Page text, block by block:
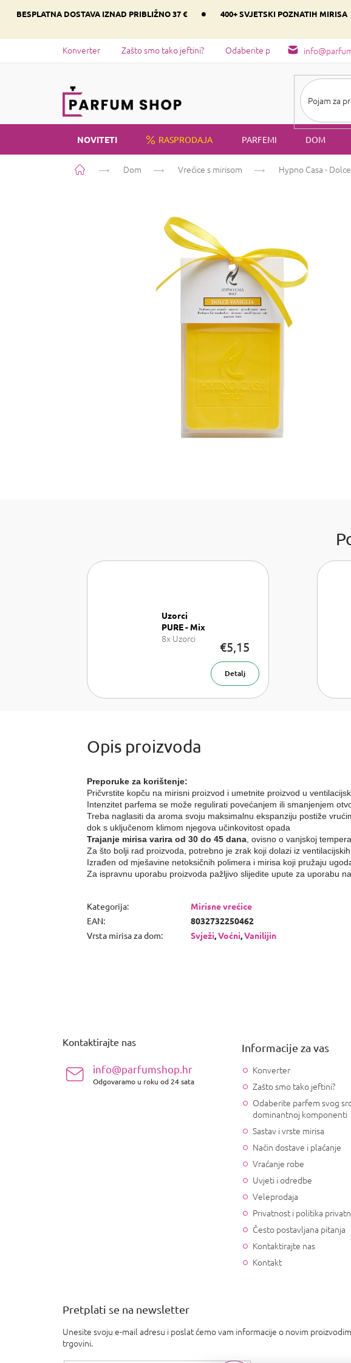
BESPLATNA DOSTAVA IZNAD PRIBLIŽNO 37 € • 400+ SVJETSKI POZNATIH MIRISA
Konverter Zašto smo tako jeftini? Odaberite parfem svog srca
NOVITETI RASPRODAJA PARFEMI DOM
Početna Dom Vrećice s mirisom Hypno Casa -
Uzorci
PURE - Mix
8x Uzorci
€5,15
Detalj
Preporuke za korištenje:
Pričvrstite kopču na mirisni proizvod i umetnite proizvod u
Intenzitet parfema se može regulirati povećanjem ili smanjenjem
Treba naglasiti da aroma svoju maksimalnu ekspanziju postiže
dok s uključenom klimom njegova učinkovitost opada
Trajanje mirisa varira od 30 do 45 dana , ovisno o vanjskoj
Za što bolji rad proizvoda, potrebno je zrak koji dolazi iz
Izrađen od mješavine netoksičnih polimera i mirisa koji pružaju
Za ispravnu uporabu proizvoda pažljivo slijedite upute za uporabu
Kategorija:
Mirisne vrećice
EAN:
8032732250462
Vrsta mirisa za dom: Svježi,Voćni,Vanilijin
Kontaktirajte nas
info@parfumshop.hr
Odgovaramo u roku od 24 sata
Informacije za vas
Konverter
Zašto smo tako jeftini?
Odaberite parfem svog
dominantnoj komponenti
Sastav i vrste mirisa
Način dostave i plaćanje
Vraćanje robe
Uvjeti i odredbe
Veleprodaja
Privatnost i politika
Često postavljana pitanja
Kontaktirajte nas
Kontakt
Pretplati se na newsletter
Unesite svoju e-mail adresu i poslat ćemo vam informacije o novim
trgovini.